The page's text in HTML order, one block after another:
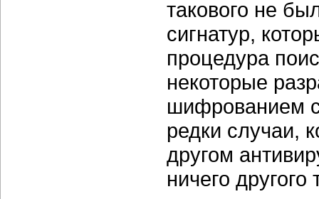
такового не
сигнатур,
процедура
некоторые
шифрованием
редки случаи,
другом
ничего